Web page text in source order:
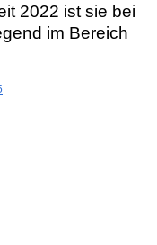
2022 ist sie bei
im Bereich